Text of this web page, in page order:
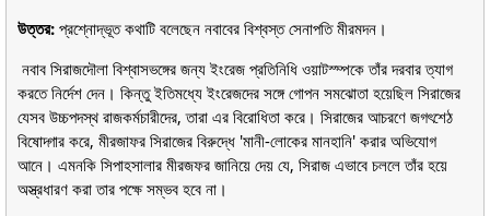
উত্তর: প্রশ্নোদ্ভূত কথাটি বলেছেন নবাবের বিশ্বস্ত সেনাপতি মীরমদন।
নবাব সিরাজদৌলা বিশ্বাসভঙ্গের জন্য ইংরেজ প্রতিনিধি ওয়াটস্ম্পকে তাঁর দরবার ত্যাগ
করতে নির্দেশ দেন। কিন্তু ইতিমধ্যে ইংরেজদের সঙ্গে গোপন সমঝোতা হয়েছিল সিরাজের
যেসব উচ্চপদস্থ রাজকর্মচারীদের, তারা এর বিরোধিতা করে। সিরাজের আচরণে জগৎশেঠ
বিষোদ্গার করে, মীরজাফর সিরাজের বিরুদ্ধে 'মানী-লোকের মানহানি' করার অভিযোগ
আনে। এমনকি সিপাহসালার মীরজফর জানিয়ে দেয় যে, সিরাজ এভাবে চললে তাঁর হয়ে
অস্ত্রধারণ করা তার পক্ষে সম্ভব হবে না।